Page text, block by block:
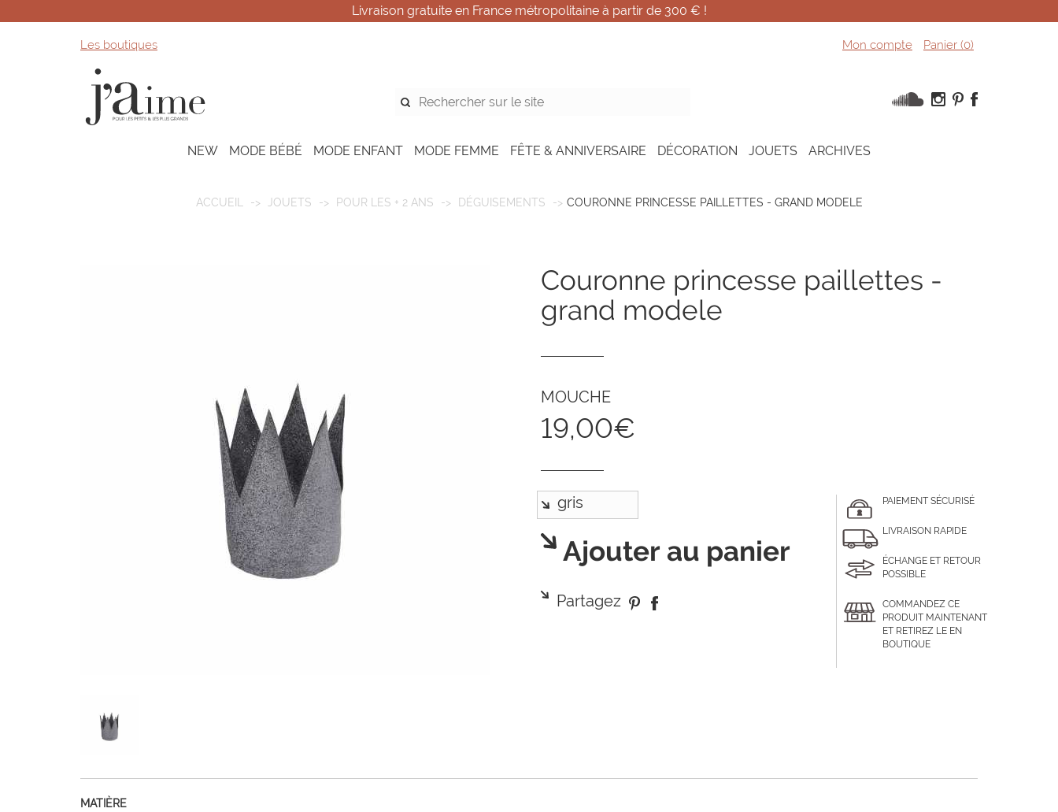
Livraison gratuite en France métropolitaine à partir de 300 € !
Les boutiques Mon compte Panier (0)
NEW MODE BÉBÉ MODE ENFANT MODE FEMME FÊTE & ANNIVERSAIRE DÉCORATION JOUETS ARCHIVES
ACCUEIL JOUETS POUR LES + 2 ANS DÉGUISEMENTS COURONNE PRINCESSE PAILLETTES - GRAND MODELE
couronne princesse paillettes -
grand modele
MOUCHE
19,00€
Ajouter au panier
Partagez
PAIEMENT SÉCURISÉ
LIVRAISON RAPIDE
ÉCHANGE ET RETOUR
POSSIBLE
COMMANDEZ CE
PRODUIT MAINTENANT
ET RETIREZ LE EN
BOUTIQUE
MATIÈRE